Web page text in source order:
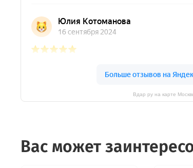
Вдар ру на карте
Вас может